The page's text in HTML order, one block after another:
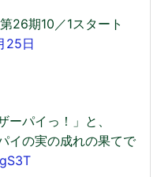
26期10／1スタート
25日
ーパイっ！」と、
イの実の成れの果てで